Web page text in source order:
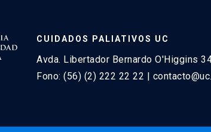
CUIDADOS PALIATIVOS UC
Avda. Libertador Bernardo O'Higgins
Fono: (56) (2) 222 22 22 |